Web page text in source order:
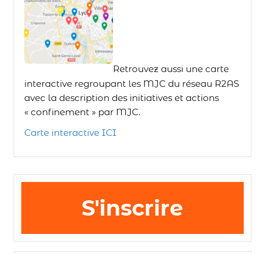
Retrouvez aussi une carte
interactive regroupant les MJC du réseau R2AS
avec la description des initiatives et actions
« confinement » par MJC.
Carte interactive ICI
S'inscrire